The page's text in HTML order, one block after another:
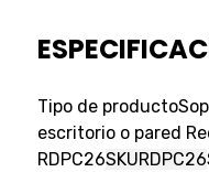
Tipo de
escritorio o pared
RDPC26SKURDPC26